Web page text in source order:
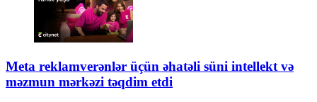
Meta reklamverənlər üçün əhatəli süni intellekt və
məzmun mərkəzi təqdim etdi